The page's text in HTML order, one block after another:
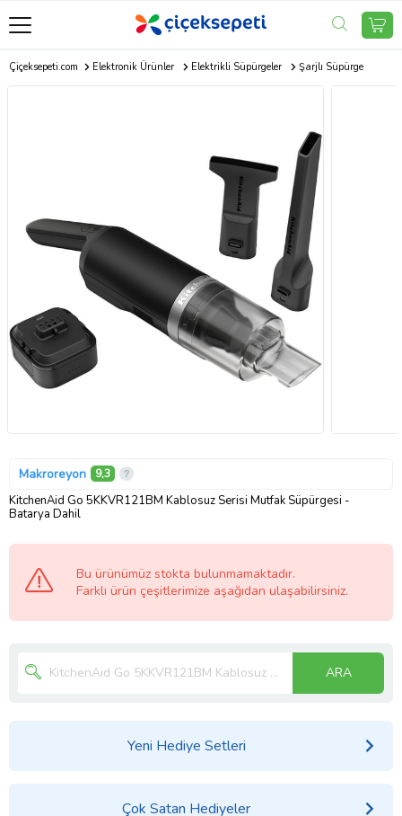
Çiçeksepeti.com Elektronik Ürünler Elektrikli Süpürgeler Şarjlı Süpürge
Makroreyon 9,3
KitchenAid Go 5KKVR121BM Kablosuz Serisi Mutfak Süpürgesi -
Batarya Dahil
Bu ürünümüz stokta bulunmamaktadır.
Farklı ürün çeşitlerimize aşağıdan ulaşabilirsiniz.
ARA
Yeni Hediye Setleri
Çok Satan Hediyeler